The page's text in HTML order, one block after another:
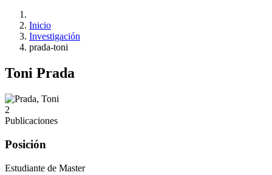
Inicio
Investigación
prada-toni
Toni Prada
2
Publicaciones
Posición
Estudiante de Master